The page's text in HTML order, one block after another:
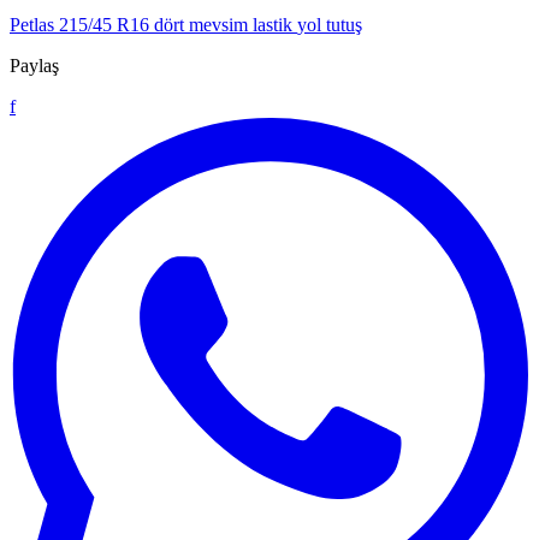
Petlas 215/45 R16 dört mevsim lastik yol tutuş
Paylaş
f